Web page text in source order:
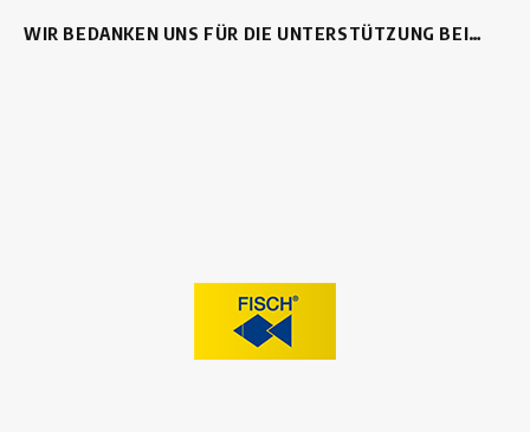
WIR BEDANKEN UNS FÜR DIE UNTERSTÜTZUNG BEI…